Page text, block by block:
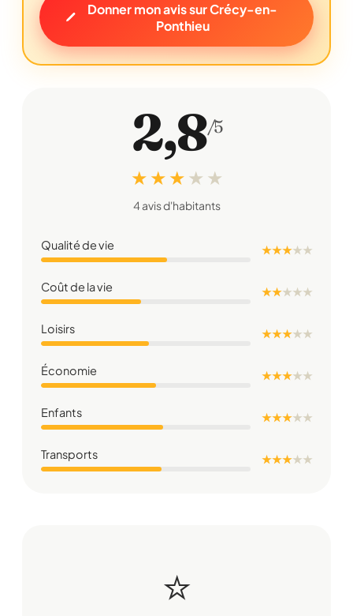
Donner mon avis sur Crécy-en-
Ponthieu
2,8/5
★ ★ ★ ★ ★
4 avis d'habitants
Qualité de vie ★ ★ ★★★
Coût de la vie ★ ★★★★
Loisirs ★ ★ ★★★
Économie ★ ★ ★★★
Enfants ★ ★ ★★★
Transports ★ ★ ★★★
⭐